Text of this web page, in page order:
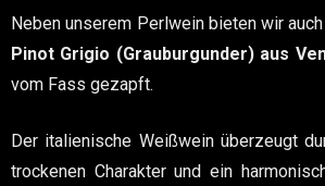
Neben unserem Perlwein bieten wir
Pinot Grigio (Grauburgunder) aus
vom Fass gezapft.
Der italienische Weißwein überzeugt
trockenen Charakter und ein